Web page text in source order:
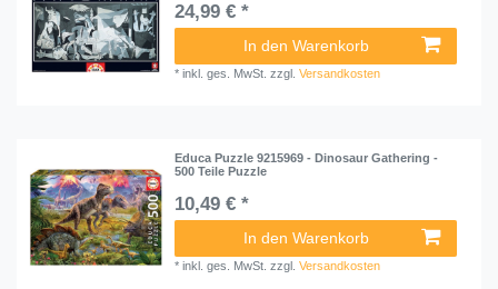
24,99 € *
In den Warenkorb
*inkl. ges. MwSt. zzgl.Versandkosten
Educa Puzzle 9215969 - Dinosaur Gathering -
500 Teile Puzzle
10,49 € *
In den Warenkorb
*inkl. ges. MwSt. zzgl.Versandkosten